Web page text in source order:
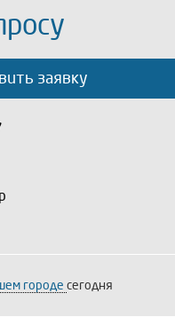
заявку
городе сегодня